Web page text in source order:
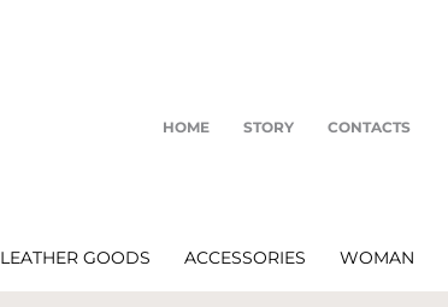
HOME STORY CONTACTS
LEATHER GOODS ACCESSORIES WOMAN